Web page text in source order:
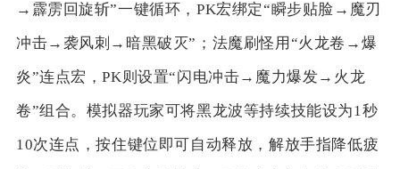
→霹雳回旋斩”一键循环，PK宏绑定“瞬步贴脸→魔刃
冲击→袭风刺→暗黑破灭”；法魔刷怪用“火龙卷→爆
炎”连点宏，PK则设置“闪电冲击→魔力爆发→火龙
卷”组合。模拟器玩家可将黑龙波等持续技能设为1秒
10次连点，按住键位即可自动释放，解放手指降低疲